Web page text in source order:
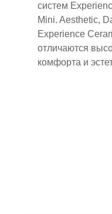
систем
Mini. Aesthetic,
Experience
отличаются
комфорта и